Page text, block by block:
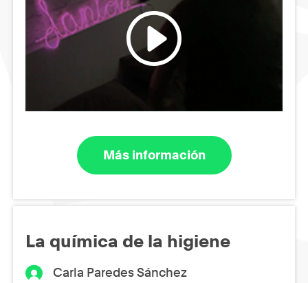
Más información
La química de la higiene
Carla Paredes Sánchez